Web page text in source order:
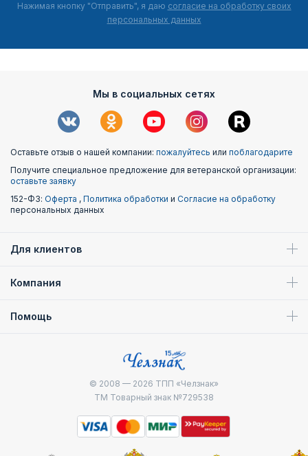
Нажимая кнопку "Отправить", я даю согласие на обработку своих
персональных данных
Мы в социальных сетях
Оставьте отзыв о нашей компании: пожалуйтесь или поблагодарите
Получите специальное предложение для ветеранской организации:
оставьте заявку
152-ФЗ: Оферта , Политика обработки и Согласие на обработку
персональных данных
Для клиентов
Компания
Помощь
© 2008 — 2026 ТПП «Челзнак»
ТМ Товарный знак №729538